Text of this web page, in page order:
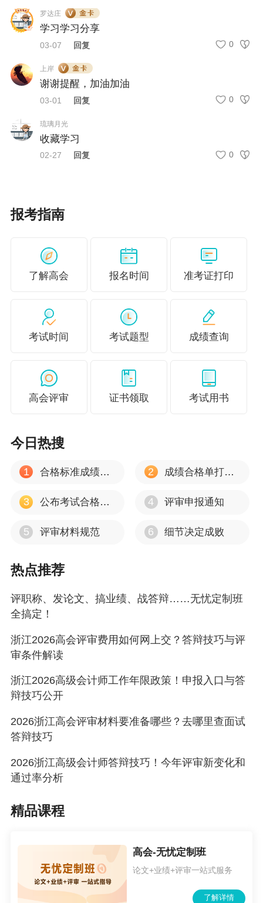
（结果）。”
增强说服力的技巧：
附上佐证材料：
如成本模型流程图、前后对比
关键数据加粗
常见问题
只讲做了什么，不讲为什么做、未来怎么做。
正确方法：
采用“理论依据→实践应用→未来改进”三段式
答辩公式：
理论（Why）→实践（How）→改进（Futur
示例问题：
“你是如何控制税务风险的？”
高分回答：
✅理论依据：
“税务风险管理的核心是‘事前防控’，而非事
✅实践应用：
“我牵头建立了税务自查台账，每月组织财务
人员学习最新税收政策，并开展内部专项检
查，近三年实现税务零处罚。”
“下一步计划引入税务信息化系统，设置风险
答辩技巧：
罗达庄
学习学习分享
03-07 回复 0
上岸
谢谢提醒，加油加油
03-01 回复 0
琉璃月光
收藏学习
02-27 回复 0
报考指南
了解高会 报名时间 准考证打印
考试时间 考试题型 成绩查询
高会评审 证书领取 考试用书
今日热搜
1 合格标准成绩有效期 2 成绩合格单打印流程
3 公布考试合格标准 4 评审申报通知
5 评审材料规范 6 细节决定成败
热点推荐
评职称、发论文、搞业绩、战答辩……无忧定制班
全搞定！
浙江2026高会评审费用如何网上交？答辩技巧与评
审条件解读
浙江2026高级会计师工作年限政策！申报入口与答
辩技巧公开
2026浙江高会评审材料要准备哪些？去哪里查面试
答辩技巧
2026浙江高级会计师答辩技巧！今年评审新变化和
通过率分析
精品课程
高会-无忧定制班
论文+业绩+评审一站式服务
了解详情